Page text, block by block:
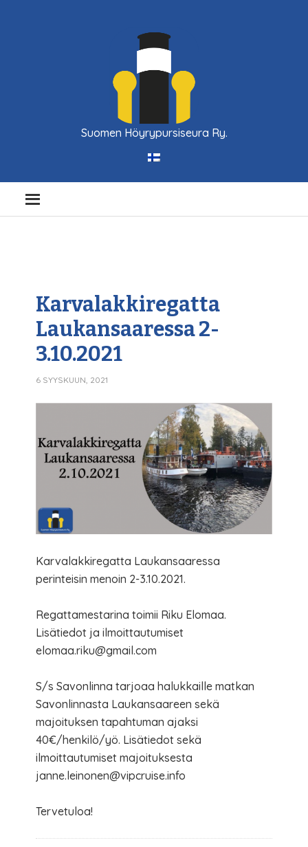
Suomen Höyrypursiseura Ry.
Karvalakkiregatta
Laukansaaressa 2-
3.10.2021
6 SYYSKUUN, 2021
Karvalakkiregatta Laukansaaressa
perinteisin menoin 2-3.10.2021.
Regattamestarina toimii Riku Elomaa.
Lisätiedot ja ilmoittautumiset
elomaa.riku@gmail.com
S/s Savonlinna tarjoaa halukkaille matkan
Savonlinnasta Laukansaareen sekä
majoituksen tapahtuman ajaksi
40€/henkilö/yö. Lisätiedot sekä
ilmoittautumiset majoituksesta
janne.leinonen@vipcruise.info
Tervetuloa!